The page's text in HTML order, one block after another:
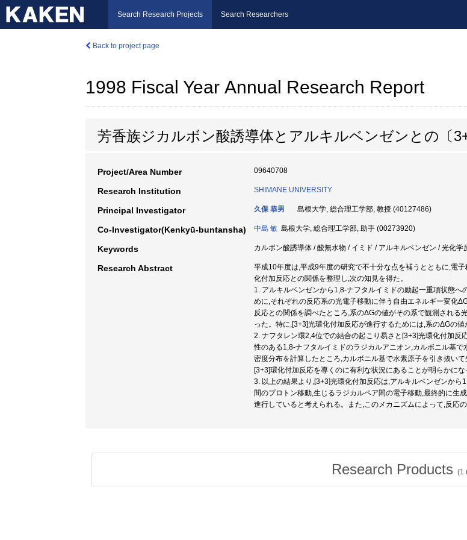
Search Research Projects Search Researchers
Back to project page
1998 Fiscal Year Annual Research Report
芳香族ジカルボン酸誘導体とアルキルベンゼンとの〔
Project/Area Number 09640708
Research Institution SHIMANE UNIVERSITY
Principal Investigator 久保 恭男 島根大学, 総合理工学部, 教授 (40127486)
Co-Investigator(Kenkyū-buntansha) 中島 敏 島根大学, 総合理工学部, 助手 (00273920)
Keywords カルボン酸誘導体 / 酸無水物 / イミド / アルキルベンゼン / 光化
Research Abstract
平成10年度は,平成9年度の研究で不十分な点を補うとともに,電
化付加反応との関係を整理し,次の知見を得た。
1. アルキルベンゼンから1,8-ナフタルイミドの励起一重項状態
めに,それぞれの反応系の光電子移動に伴う自由エネルギー変化
反応との関係を調べたところ,系のΔGの値がその系で観測され
った。特に,[3+3]光環化付加反応が進行するためには,系のΔGの
2. ナフタレン環2,4位での結合の起こり易さと[3+3]光環化付加
性のある1,8-ナフタルイミドのラジカルアニオン,カルボニル基
密度分布を計算したところ,カルボニル基で水素原子を引き抜い
[3+3]環化付加反応を導くのに有利な状況にあることが明らかにな
3. 以上の結果より,[3+3]光環化付加反応は,アルキルベンゼンか
間のプロトン移動,生じるラジカルペア間の電子移動,最終的に生
進行していると考えられる。また,このメカニズムによって,反応
Research Products (1